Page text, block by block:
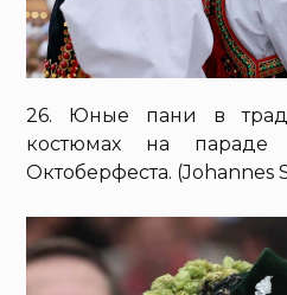
26. Юные пани в
костюмах на параде
Октоберфеста. (Johannes